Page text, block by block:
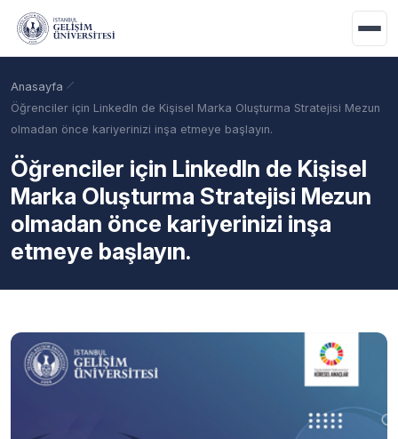
Ana içeriğe geç
Anasayfa
Öğrenciler için LinkedIn de Kişisel Marka Oluşturma Stratejisi Mezun
olmadan önce kariyerinizi inşa etmeye başlayın.
Öğrenciler için LinkedIn de Kişisel
Marka Oluşturma Stratejisi Mezun
olmadan önce kariyerinizi inşa
etmeye başlayın.